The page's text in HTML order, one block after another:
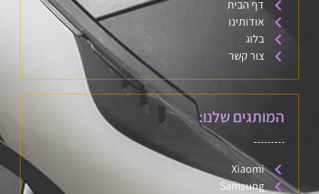
דף הבית
אודותינו
בלוג
צור קשר
המותגים שלנו:
Xiaomi
Samsung